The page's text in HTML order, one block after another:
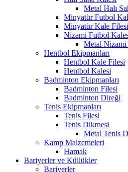
Metal Halı
Minyatür Futbol
Minyatür Kale Filesi
Nizami Futbol
Metal
Hentbol Ekipmanları
Hentbol Kale Filesi
Hentbol Kalesi
Badminton Ekipmanları
Badminton Filesi
Badminton Direği
Tenis Ekipmanları
Tenis Filesi
Tenis Dikmesi
Metal Tenis
Kamp Malzemeleri
Hamak
Bariyerler ve Küllükler
Bariyerler